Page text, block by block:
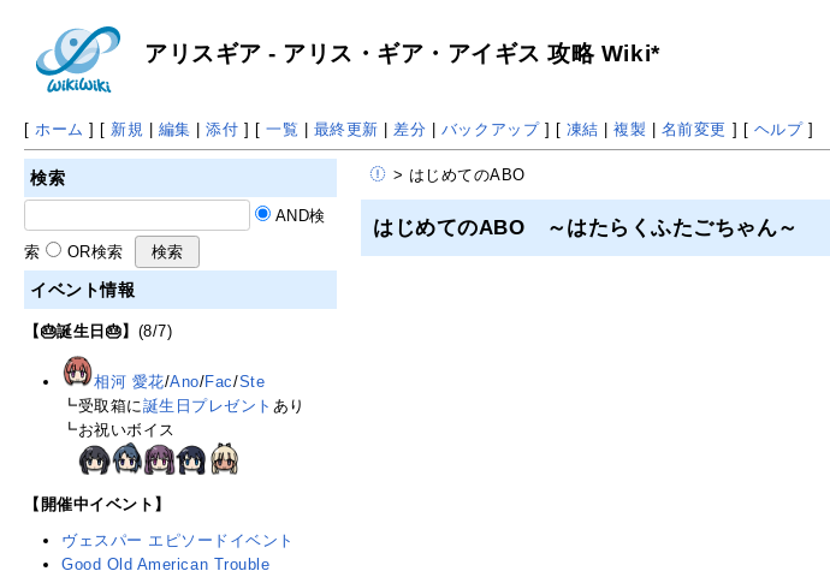
アリスギア - アリス・ギア・アイギス 攻略 Wiki*
[ ホーム ] [ 新規 | 編集 |添付 ] [一覧 | 最終更新 | 差分 | バックアップ] [ 凍結 |複製 | 名前変更 ] [ ヘルプ]
> はじめてのABO
はじめてのABO ～はたらくふたごちゃん～
検索
AND検
索 OR検索
イベント情報
【🎂誕生日🎂】 (8/7)
相河 愛花/Ano/Fac/Ste
┗受取箱に誕生日プレゼント あり
┗お祝いボイス
【開催中イベント】
ヴェスパー エピソードイベント
Good Old American Trouble